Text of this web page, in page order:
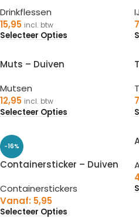
Drinkflessen
15,95 incl. btw
Selecteer Opties
Muts – Duiven
Mutsen
12,95 incl. btw
Selecteer Opties
-16%
Containersticker – Duiven
Containerstickers
Vanaf: 5,95
Selecteer Opties